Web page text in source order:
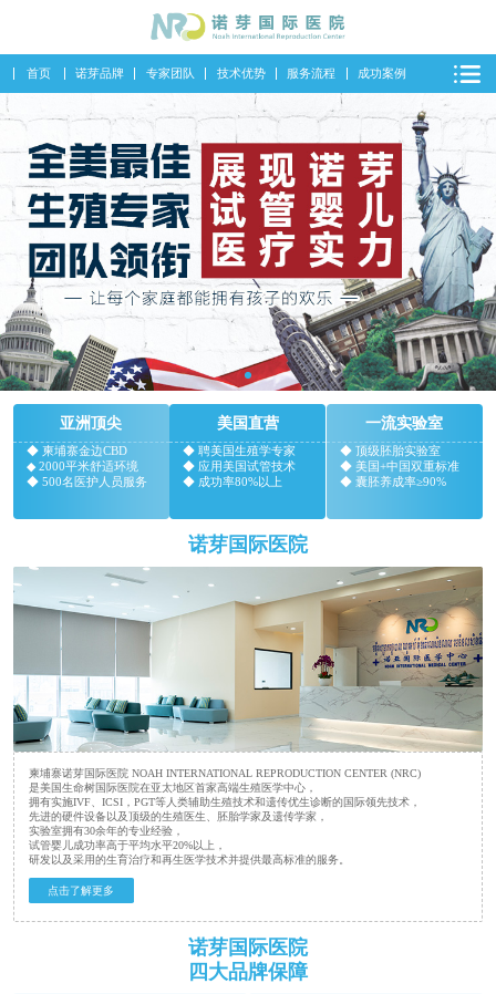
首页 诺芽品牌 专家团队 技术优势 服务流程 成功案例
亚洲顶尖
◆ 柬埔寨金边CBD
◆ 2000平米舒适环境
◆ 500名医护人员服务
美国直营
◆ 聘美国生殖学专家
◆ 应用美国试管技术
◆ 成功率80%以上
一流实验室
◆ 顶级胚胎实验室
◆ 美国+中国双重标准
◆ 囊胚养成率≥90%
诺芽国际医院
柬埔寨诺芽国际医院 NOAH INTERNATIONAL REPRODUCTION CENTER (NRC)
是美国生命树国际医院在亚太地区首家高端生殖医学中心，
拥有实施IVF、ICSI，PGT等人类辅助生殖技术和遗传优生诊断的国际领先技术，
先进的硬件设备以及顶级的生殖医生、胚胎学家及遗传学家，
实验室拥有30余年的专业经验，
试管婴儿成功率高于平均水平20%以上，
研发以及采用的生育治疗和再生医学技术并提供最高标准的服务。
点击了解更多
诺芽国际医院
四大品牌保障